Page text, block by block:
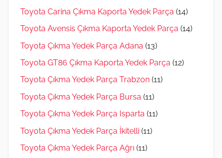
Toyota Carina Çıkma Kaporta Yedek Parça (14)
Toyota Avensis Çıkma Kaporta Yedek Parça (14)
Toyota Çıkma Yedek Parça Adana (13)
Toyota GT86 Çıkma Kaporta Yedek Parça (12)
Toyota Çıkma Yedek Parça Trabzon (11)
Toyota Çıkma Yedek Parça Bursa (11)
Toyota Çıkma Yedek Parça Isparta (11)
Toyota Çıkma Yedek Parça İkitelli (11)
Toyota Çıkma Yedek Parça Ağrı (11)